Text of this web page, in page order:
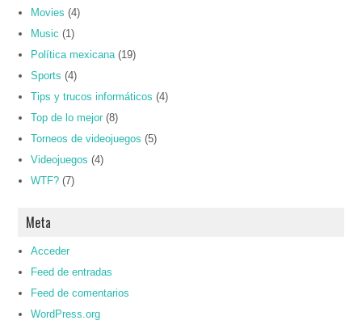
Movies (4)
Music (1)
Política mexicana (19)
Sports (4)
Tips y trucos informáticos (4)
Top de lo mejor (8)
Torneos de videojuegos (5)
Videojuegos (4)
WTF? (7)
Meta
Acceder
Feed de entradas
Feed de comentarios
WordPress.org